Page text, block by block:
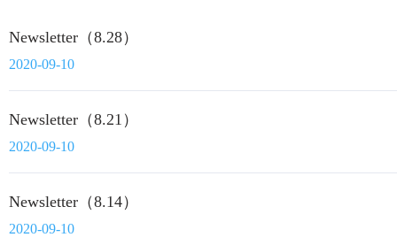
Newsletter（8.28）
2020-09-10
Newsletter（8.21）
2020-09-10
Newsletter（8.14）
2020-09-10